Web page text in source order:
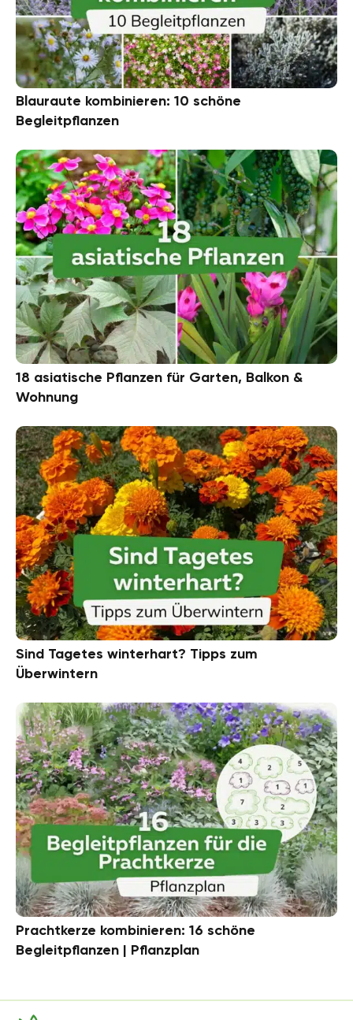
Blauraute kombinieren: 10 schöne
Begleitpflanzen
18 asiatische Pflanzen für Garten, Balkon &
Wohnung
Sind Tagetes winterhart? Tipps zum
Überwintern
Prachtkerze kombinieren: 16 schöne
Begleitpflanzen | Pflanzplan